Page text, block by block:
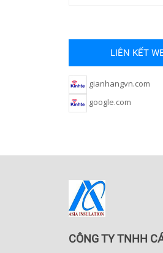
LIÊN KẾT
gianhangvn.com
google.com
CÔNG TY TNHH